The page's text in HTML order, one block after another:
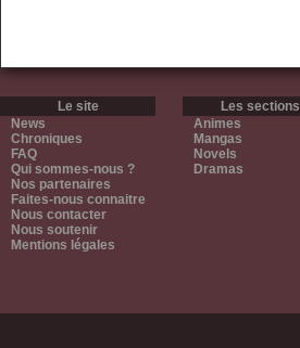
Le site
News
Chroniques
FAQ
Qui sommes-nous ?
Nos partenaires
Faites-nous connaitre
Nous contacter
Nous soutenir
Mentions légales
Les sections
Animes
Mangas
Novels
Dramas